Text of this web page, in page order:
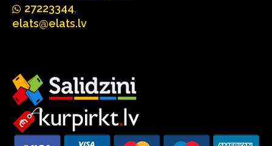
27223344,
elats@elats.lv